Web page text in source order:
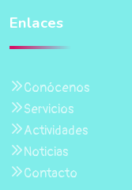
Enlaces
Conócenos
Servicios
Actividades
Noticias
Contacto